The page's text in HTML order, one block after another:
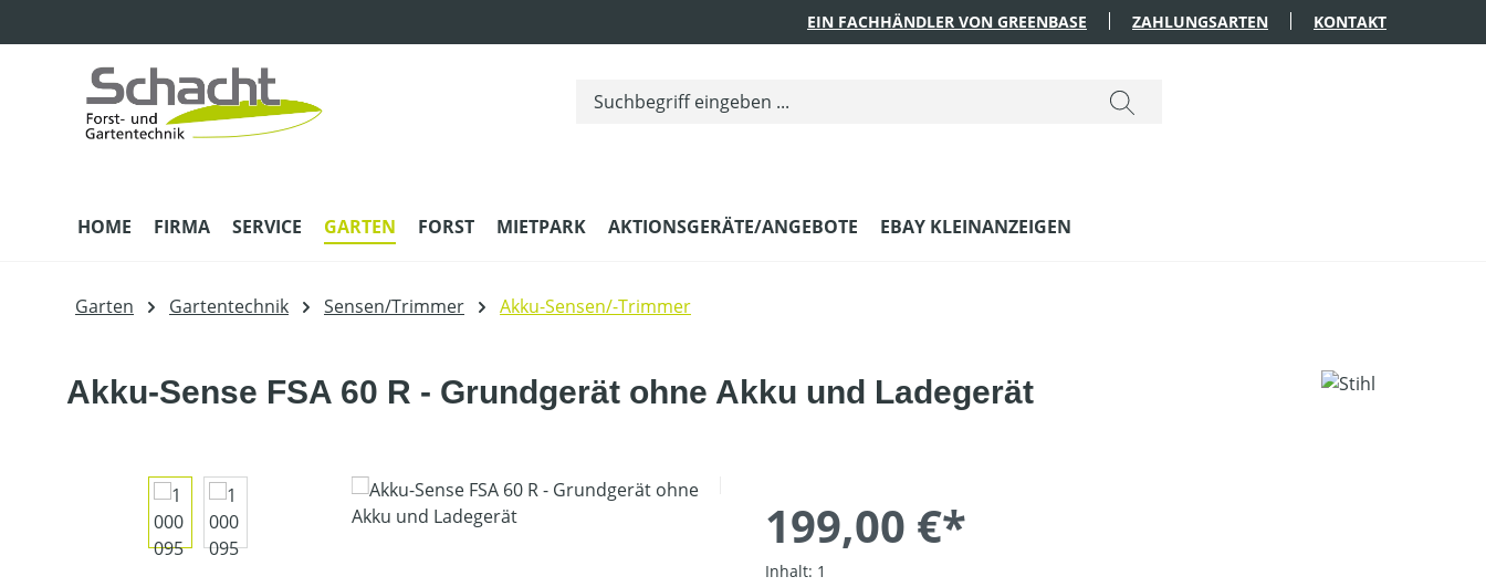
EIN FACHHÄNDLER VON GREENBASE ZAHLUNGSARTEN KONTAKT
HOME FIRMA SERVICE GARTEN FORST MIETPARK AKTIONSGERÄTE/ANGEBOTE EBAY KLEINANZEIGEN
Garten Gartentechnik Sensen/Trimmer Akku-Sensen/-Trimmer
Akku-Sense FSA 60 R - Grundgerät ohne Akku und Ladegerät
Bildergalerie überspringen
199,00 €*
Inhalt: 1